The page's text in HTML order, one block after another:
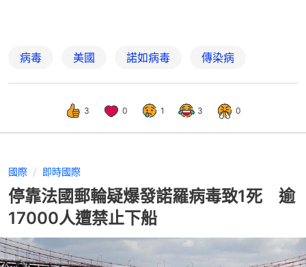
病毒 美國 諾如病毒 傳染病
3 0 1 3 0
國際 即時國際
停靠法國郵輪疑爆發諾羅病毒致1死 逾
17000人遭禁止下船